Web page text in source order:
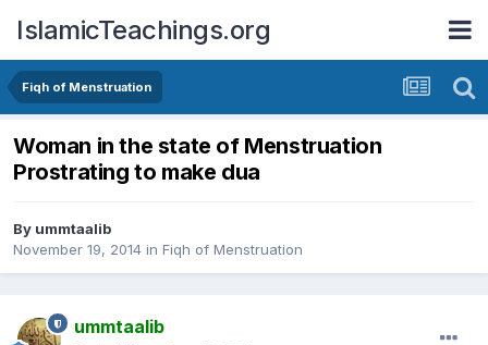
IslamicTeachings.org
Fiqh of Menstruation
Woman in the state of Menstruation
Prostrating to make dua
By ummtaalib
November 19, 2014 in Fiqh of Menstruation
ummtaalib